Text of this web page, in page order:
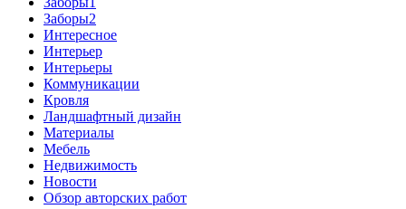
Заборы2
Интересное
Интерьер
Интерьеры
Коммуникации
Кровля
Ландшафтный дизайн
Материалы
Мебель
Недвижимость
Новости
Обзор авторских работ